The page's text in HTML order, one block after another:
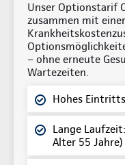
Unser Optionstarif
zusammen mit einer
– ohne erneute
Wartezeiten.
Hohes
Lange
Alter 55 Jahre)